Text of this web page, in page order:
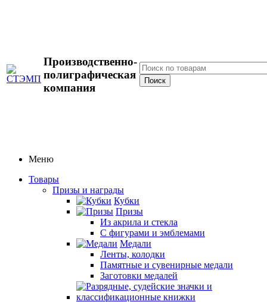
Производственно-
полиграфическая
компания
Меню
Товары
Призы и награды
Кубки
Призы
Из акрила и стекла
С фигурами и эмблемами
Медали
Ленты, колодки
Памятные и сувенирные медали
Заготовки медалей